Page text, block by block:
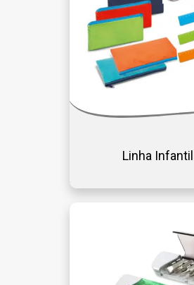
Linha Infantil